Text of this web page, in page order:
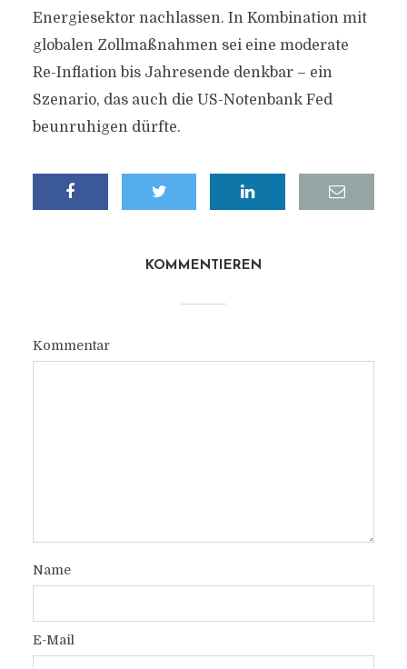
Energiesektor nachlassen. In Kombination mit
globalen Zollmaßnahmen sei eine moderate
Re-Inflation bis Jahresende denkbar – ein
Szenario, das auch die US-Notenbank Fed
beunruhigen dürfte.
KOMMENTIEREN
Kommentar
Name
E-Mail